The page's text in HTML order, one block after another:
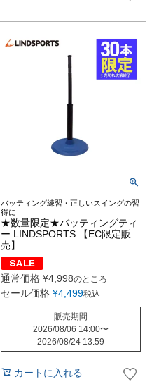
バッティング練習・正しいスイングの習
得に
★数量限定★バッティングティ
ー LINDSPORTS 【EC限定販
売】
通常価格 ¥4,998のところ
セール価格 ¥4,499税込
販売期間
2026/08/06 14:00〜
2026/08/24 13:59
カートに入れる